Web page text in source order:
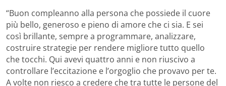
“Buon compleanno alla persona che possiede il cuore
più bello, generoso e pieno di amore che ci sia. E sei
così brillante, sempre a programmare, analizzare,
costruire strategie per rendere migliore tutto quello
che tocchi. Qui avevi quattro anni e non riuscivo a
controllare l’eccitazione e l’orgoglio che provavo per te.
A volte non riesco a credere che tra tutte le persone del